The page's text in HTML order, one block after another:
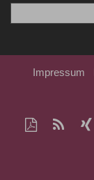
Impressum
Diese
Seite
RSS-
Feed